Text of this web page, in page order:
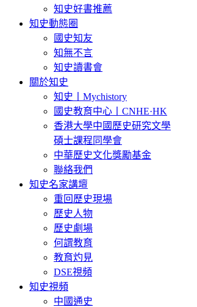
知史好書推薦
知史動態圈
國史知友
知無不言
知史讀書會
關於知史
知史丨Mychistory
國史教育中心丨CNHE·HK
香港大學中國歷史研究文學
碩士課程同學會
中華歷史文化獎勵基金
聯絡我們
知史名家講壇
重回歷史現場
歷史人物
歷史劇場
何謂教育
教育灼見
DSE視頻
知史視頻
中國通史